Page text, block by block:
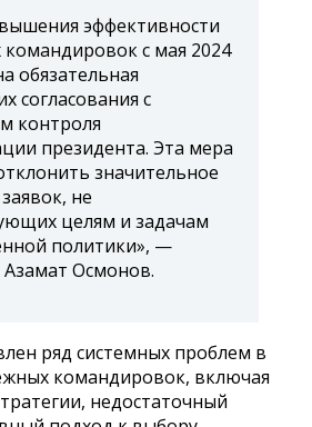
эффективности
с мая 2024
обязательная
согласования с
контроля
президента. Эта мера
значительное
не
целям и задачам
политики», —
Азамат Осмонов.
ряд системных проблем в
командировок, включая
недостаточный